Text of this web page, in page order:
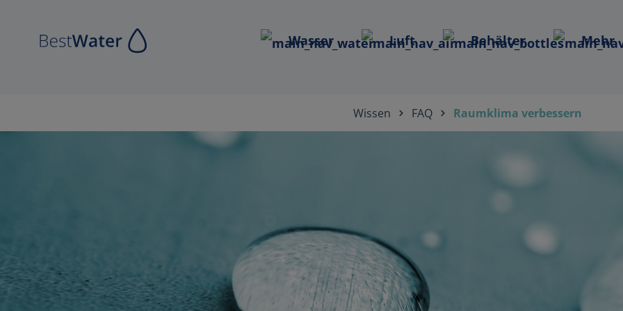
Wasser Luft Behälter Mehr
Wissen FAQ Raumklima verbessern